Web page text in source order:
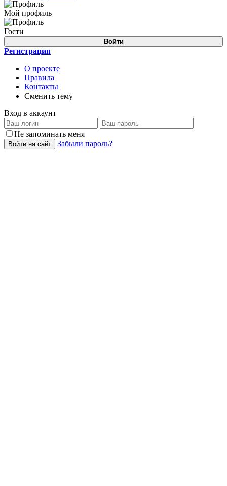
Мой профиль
Гости
Войти
Регистрация
О проекте
Правила
Контакты
Сменить тему
Вход в аккаунт
Не запоминать меня
Войти на сайт Забыли пароль?